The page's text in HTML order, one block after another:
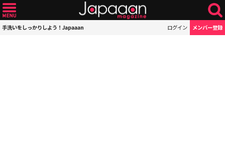
手洗いをしっかりしよう！Japaaan ログイン メンバー登録